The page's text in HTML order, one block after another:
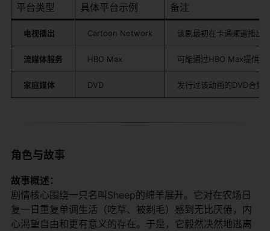
平台类型 具体平台示例 备注
​电视播出​ Cartoon Network 该剧最初在卡通频道播出
​流媒体服务​ HBO Max 可能通过HBO Max提供点
​家庭媒体​ DVD 发行过该动画的DVD合集
角色与故事
​故事概述：​
剧情核心围绕一只名叫Sheep的绵羊展开。它对在农场日
复一日重复单调生活（吃草、被剃毛）感到无比厌倦，内
心渴望自由和更有意义的存在。于是，它毅然决然地逃离